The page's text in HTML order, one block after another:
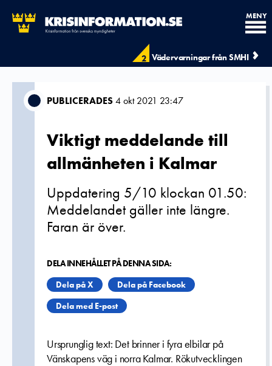
2 Vädervarningar från SMHI
MENY
PUBLICERADES4 okt 2021 23:47
Viktigt meddelande till
allmänheten i Kalmar
Uppdatering 5/10 klockan 01.50:
Meddelandet gäller inte längre.
Faran är över.
DELA INNEHÅLLET PÅ DENNA SIDA:
Dela på X
Dela på Facebook
Dela med E-post
Ursprunglig text: Det brinner i fyra elbilar på
Vänskapens väg i norra Kalmar. Rökutvecklingen